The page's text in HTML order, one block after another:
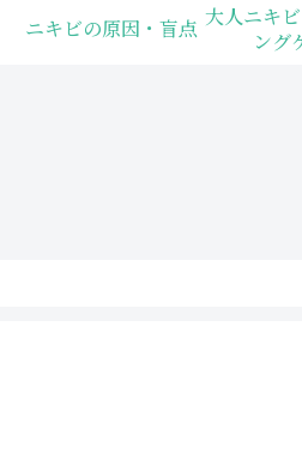
ニキビの原因・盲点 大人ニキ
ング